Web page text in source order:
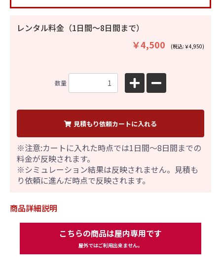
レンタル料金（1日間〜8日間まで）
￥4,500 (税込:￥4,950)
数量
見積もり依頼カートに入れる
※注意:カートに入れた時点では1日間～8日間までの
料金が反映されます。
※シミュレーション結果は反映されません。見積も
り依頼に進んだ時点で反映されます。
商品詳細説明
こちらの商品は屋内専用です
屋外ではご利用出来ません。